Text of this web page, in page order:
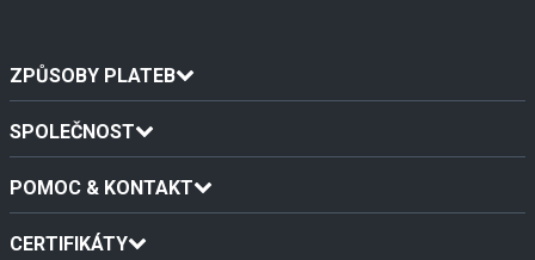
ZPŮSOBY PLATEB
SPOLEČNOST
POMOC & KONTAKT
CERTIFIKÁTY